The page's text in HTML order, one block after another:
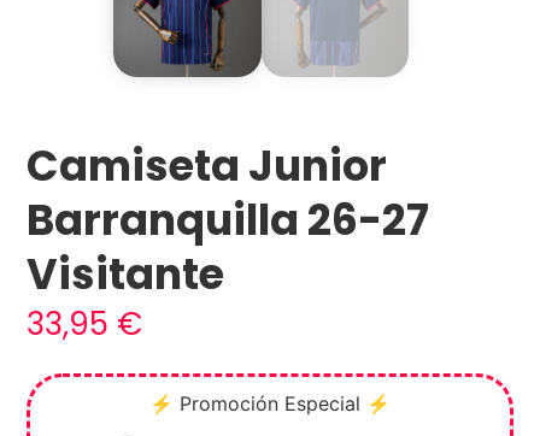
Camiseta Junior
Barranquilla 26-27
Visitante
33,95 €
⚡ Promoción Especial ⚡